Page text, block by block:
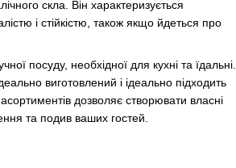
скла. Він характеризується
і стійкістю, також якщо йдеться про
посуду, необхідної для кухні та їдальні.
виготовлений і ідеально підходить
дозволяє створювати власні
та подив ваших гостей.